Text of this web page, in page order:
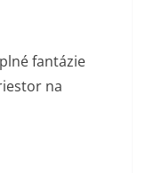
fantázie
na